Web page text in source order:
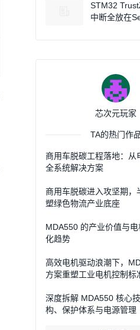
STM32
中断全放在
芯次元玩家
TA的热门作
商用车脱碳工程落地：从
全系统解决方案
商用车脱碳进入攻坚期，
塑绿色物流产业底座
MDA550 的产业价值与
化趋势
高效电机驱动浪潮下，
方案重塑工业电机控制标
深度拆解 MDA550 核心
构、保护体系与电源管理